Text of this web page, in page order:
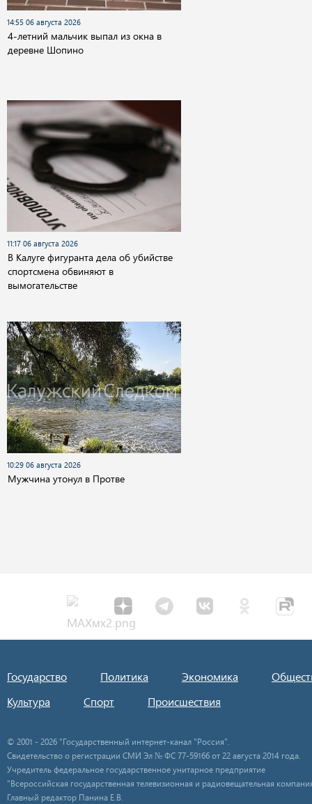
14:55 06 августа 2026
4-летний мальчик выпал из окна в
деревне Шопино
11:17 06 августа 2026
В Калуге фигуранта дела об убийстве
спортсмена обвиняют в
вымогательстве
10:29 06 августа 2026
Мужчина утонул в Протве
Государство Политика Экономика
Культура
Спорт Происшествия
© 2001 - 2026 "Государственный интернет-канал "Россия".
Свидетельство о регистрации СМИ Эл № ФС 77-59166 от 22 августа 2014 года.
Учредитель федеральное государственное унитарное предприятие
"Всероссийская государственная телевизионная и радиовещательная
Главный редактор Панина Е.В.